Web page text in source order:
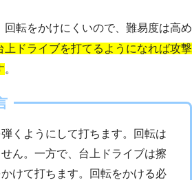
転をかけにくいので、難易度は高め
上ドライブを打てるようになれば攻撃
。
くようにして打ちます。回転は
ん。一方で、台上ドライブは擦
けて打ちます。回転をかける必